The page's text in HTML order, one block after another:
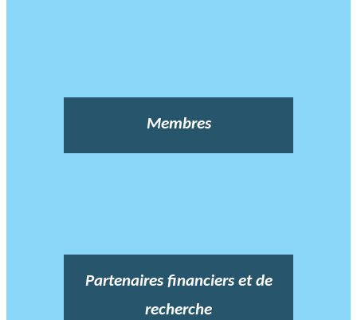
Membres
Partenaires financiers et de
recherche